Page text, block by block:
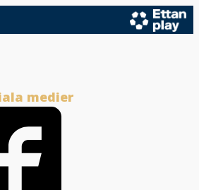
medier